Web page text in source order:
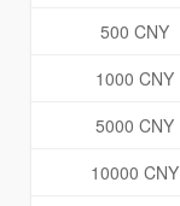
500 CNY
1000 CNY
5000 CNY
10000 CNY